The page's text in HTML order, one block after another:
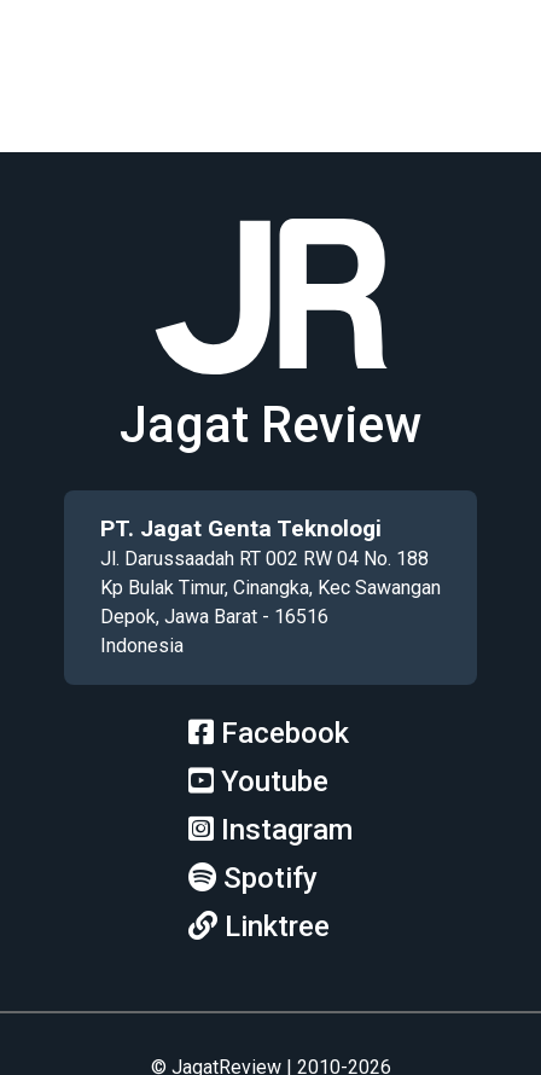
Jagat Review
PT. Jagat Genta Teknologi
Jl. Darussaadah RT 002 RW 04 No. 188
Kp Bulak Timur, Cinangka, Kec Sawangan
Depok, Jawa Barat - 16516
Indonesia
Facebook
Youtube
Instagram
Spotify
Linktree
© JagatReview | 2010-2026